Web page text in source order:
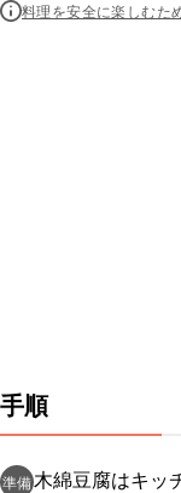
料理を安全に楽しむた
手順
準備木綿豆腐はキッ